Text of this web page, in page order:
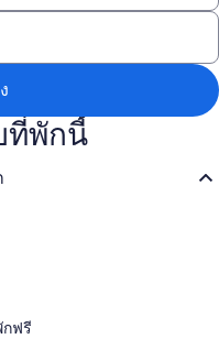
ได้แก่
ที่พักนี้
กฟรี